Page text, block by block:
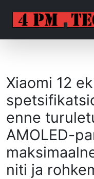
Xiaomi 12
enne
AMOLED-
niti ja